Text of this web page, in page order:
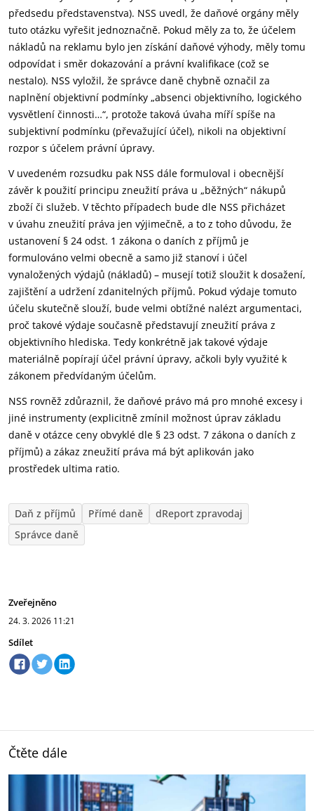
předsedu představenstva). NSS uvedl, že daňové orgány měly
tuto otázku vyřešit jednoznačně. Pokud měly za to, že účelem
nákladů na reklamu bylo jen získání daňové výhody, měly tomu
odpovídat i směr dokazování a právní kvalifikace (což se
nestalo). NSS vyložil, že správce daně chybně označil za
naplnění objektivní podmínky „absenci objektivního, logického
vysvětlení činnosti…“, protože taková úvaha míří spíše na
subjektivní podmínku (převažující účel), nikoli na objektivní
rozpor s účelem právní úpravy.
V uvedeném rozsudku pak NSS dále formuloval i obecnější
závěr k použití principu zneužití práva u „běžných“ nákupů
zboží či služeb. V těchto případech bude dle NSS přicházet
v úvahu zneužití práva jen výjimečně, a to z toho důvodu, že
ustanovení § 24 odst. 1 zákona o daních z příjmů je
formulováno velmi obecně a samo již stanoví i účel
vynaložených výdajů (nákladů) – musejí totiž sloužit k dosažení,
zajištění a udržení zdanitelných příjmů. Pokud výdaje tomuto
účelu skutečně slouží, bude velmi obtížné nalézt argumentaci,
proč takové výdaje současně představují zneužití práva z
objektivního hlediska. Tedy konkrétně jak takové výdaje
materiálně popírají účel právní úpravy, ačkoli byly využité k
zákonem předvídaným účelům.
NSS rovněž zdůraznil, že daňové právo má pro mnohé excesy i
jiné instrumenty (explicitně zmínil možnost úprav základu
daně v otázce ceny obvyklé dle § 23 odst. 7 zákona o daních z
příjmů) a zákaz zneužití práva má být aplikován jako
prostředek ultima ratio.
Daň z příjmů Přímé daně
dReport zpravodaj
Správce daně
Zveřejněno
24. 3. 2026 11:21
Sdílet
Čtěte dále